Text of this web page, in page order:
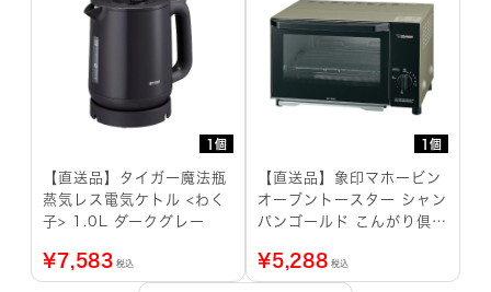
1個
【直送品】タイガー魔法瓶
蒸気レス電気ケトル <わく
子> 1.0L ダークグレー
¥7,583 税込
1個
【直送品】象印マホービン
オーブントースター シャン
パンゴールド こんがり倶楽
¥5,288 税込